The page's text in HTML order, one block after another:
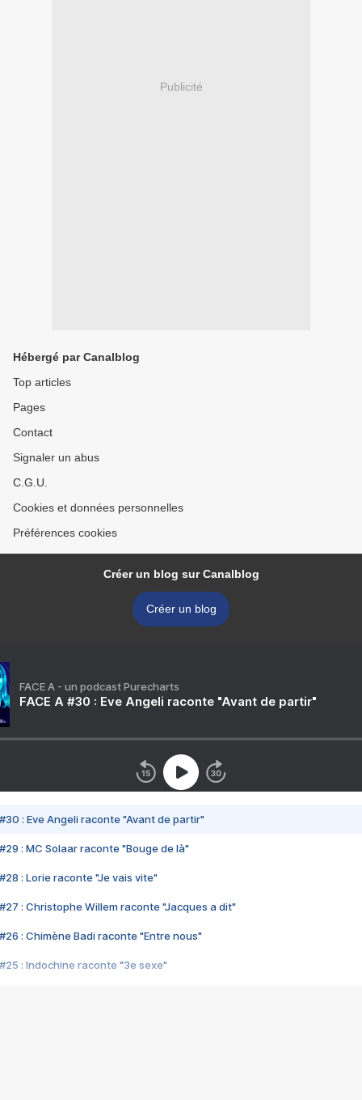
Publicité
Hébergé par Canalblog
Top articles
Pages
Contact
Signaler un abus
C.G.U.
Cookies et données personnelles
Préférences cookies
Créer un blog sur Canalblog
Créer un blog
FACE A - un podcast Purecharts
FACE A #30 : Eve Angeli raconte "Avant de partir"
#30 : Eve Angeli raconte "Avant de partir"
#29 : MC Solaar raconte "Bouge de là"
#28 : Lorie raconte "Je vais vite"
#27 : Christophe Willem raconte "Jacques a dit"
#26 : Chimène Badi raconte "Entre nous"
#25 : Indochine raconte "3e sexe"